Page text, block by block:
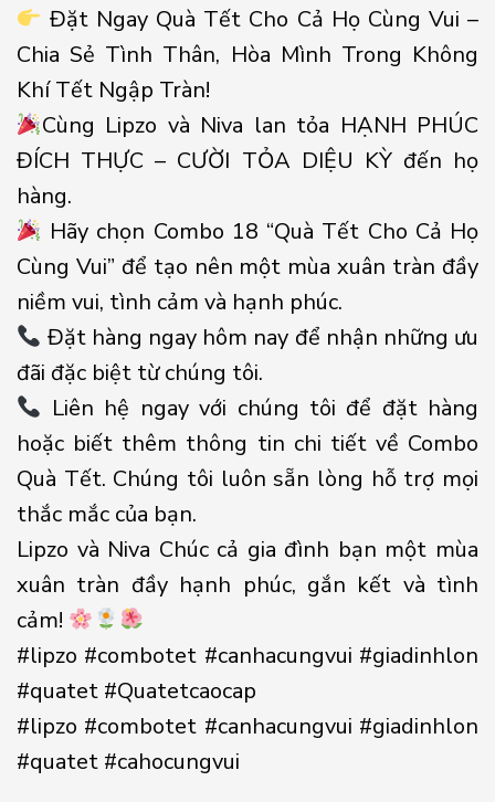
Đặt Ngay Quà Tết Cho Cả Họ Cùng Vui –
Chia Sẻ Tình Thân, Hòa Mình Trong Không
Khí Tết Ngập Tràn!
Cùng Lipzo và Niva lan tỏa HẠNH PHÚC
ĐÍCH THỰC – CƯỜI TỎA DIỆU KỲ đến họ
hàng.
Hãy chọn Combo 18 “Quà Tết Cho Cả Họ
Cùng Vui” để tạo nên một mùa xuân tràn đầy
niềm vui, tình cảm và hạnh phúc.
Đặt hàng ngay hôm nay để nhận những ưu
đãi đặc biệt từ chúng tôi.
Liên hệ ngay với chúng tôi để đặt hàng
hoặc biết thêm thông tin chi tiết về Combo
Quà Tết. Chúng tôi luôn sẵn lòng hỗ trợ mọi
thắc mắc của bạn.
Lipzo và Niva Chúc cả gia đình bạn một mùa
xuân tràn đầy hạnh phúc, gắn kết và tình
cảm!
#lipzo #combotet #canhacungvui #giadinhlon
#quatet #Quatetcaocap
#lipzo #combotet #canhacungvui #giadinhlon
#quatet #cahocungvui